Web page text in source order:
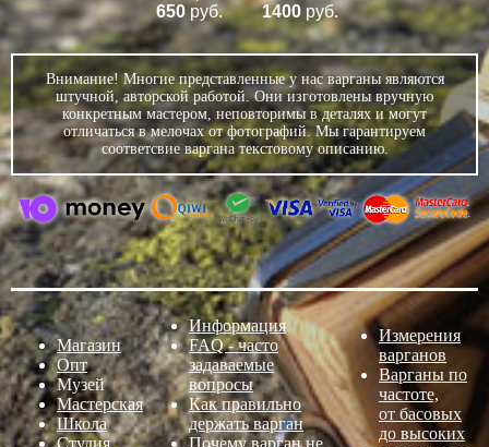
650руб.
1400 руб.
Внимание! Многие представленные у нас варганы являются
штучной, авторской работой. Они изготовлены вручную
конкретным мастером, неповторимы в деталях и могут
отличаться в мелочах от фотографий. Мы гарантируем
соответсвие варгана текстовому описанию.
Магазин
Опт
Музей
Мастерская
Школа
Студия
Информация
FAQ - часто
задаваемые
вопросы
Как правильно
держать варган
Почему варган не
Измерения
варганов
Варганы по
частоте,
от басовых
до высоких